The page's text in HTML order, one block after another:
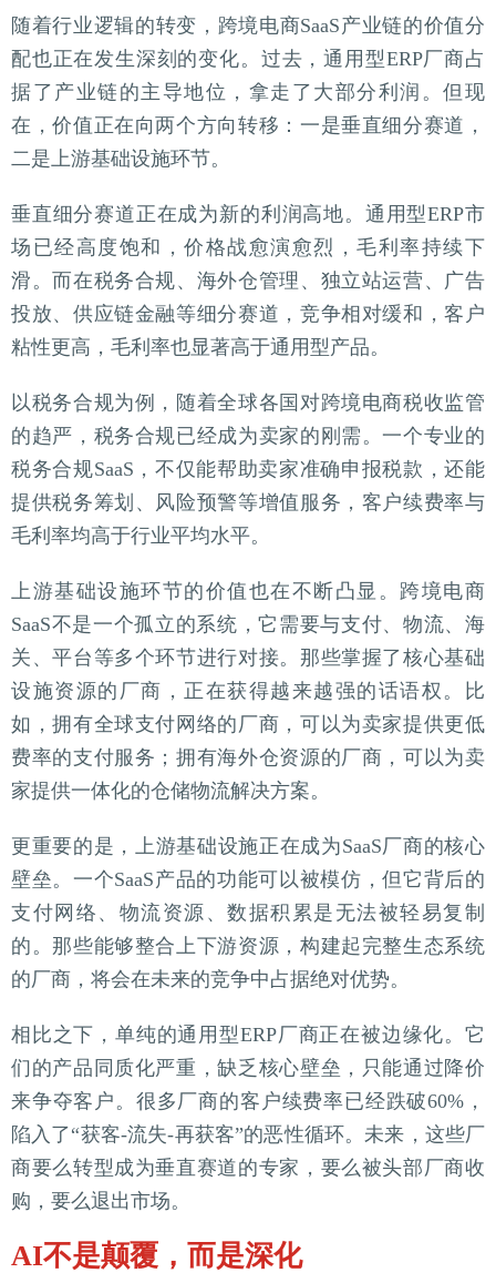
随着行业逻辑的转变，跨境电商SaaS产业链的价值分
配也正在发生深刻的变化。过去，通用型ERP厂商占
据了产业链的主导地位，拿走了大部分利润。但现
在，价值正在向两个方向转移：一是垂直细分赛道，
二是上游基础设施环节。
垂直细分赛道正在成为新的利润高地。通用型ERP市
场已经高度饱和，价格战愈演愈烈，毛利率持续下
滑。而在税务合规、海外仓管理、独立站运营、广告
投放、供应链金融等细分赛道，竞争相对缓和，客户
粘性更高，毛利率也显著高于通用型产品。
以税务合规为例，随着全球各国对跨境电商税收监管
的趋严，税务合规已经成为卖家的刚需。一个专业的
税务合规SaaS，不仅能帮助卖家准确申报税款，还能
提供税务筹划、风险预警等增值服务，客户续费率与
毛利率均高于行业平均水平。
上游基础设施环节的价值也在不断凸显。跨境电商
SaaS不是一个孤立的系统，它需要与支付、物流、海
关、平台等多个环节进行对接。那些掌握了核心基础
设施资源的厂商，正在获得越来越强的话语权。比
如，拥有全球支付网络的厂商，可以为卖家提供更低
费率的支付服务；拥有海外仓资源的厂商，可以为卖
家提供一体化的仓储物流解决方案。
更重要的是，上游基础设施正在成为SaaS厂商的核心
壁垒。一个SaaS产品的功能可以被模仿，但它背后的
支付网络、物流资源、数据积累是无法被轻易复制
的。那些能够整合上下游资源，构建起完整生态系统
的厂商，将会在未来的竞争中占据绝对优势。
相比之下，单纯的通用型ERP厂商正在被边缘化。它
们的产品同质化严重，缺乏核心壁垒，只能通过降价
来争夺客户。很多厂商的客户续费率已经跌破60%，
陷入了“获客-流失-再获客”的恶性循环。未来，这些厂
商要么转型成为垂直赛道的专家，要么被头部厂商收
购，要么退出市场。
AI不是颠覆，而是深化